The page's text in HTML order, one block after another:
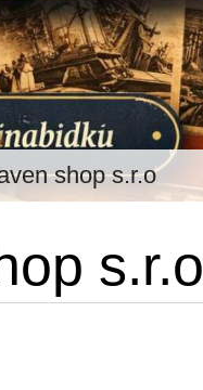
shop s.r.o
s.r.o